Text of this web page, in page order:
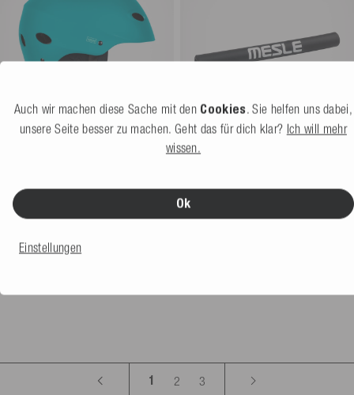
Weitere Farben 4,99 €
1 2 3
Auch wir machen diese Sache mit den Cookies. Sie helfen uns dabei,
unsere Seite besser zu machen. Geht das für dich klar? Ich will mehr
wissen.
Ok
Einstellungen